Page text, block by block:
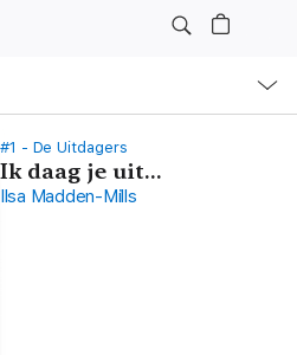
#1 - De Uitdagers
Ik daag je uit...
Ilsa Madden-Mills